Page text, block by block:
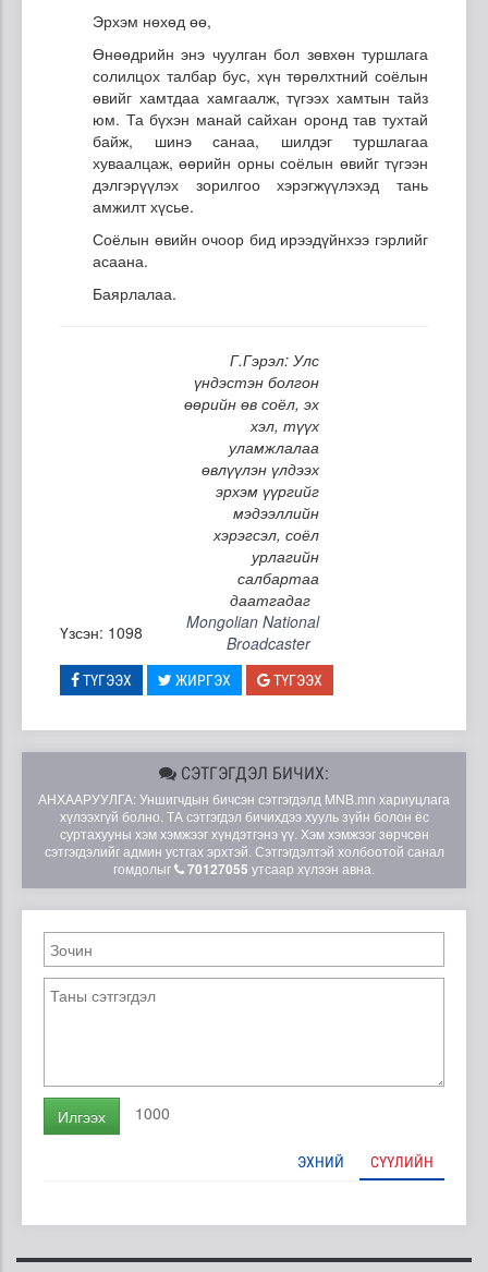
Эрхэм нөхөд өө,
Өнөөдрийн энэ чуулган бол зөвхөн туршлага
солилцох талбар бус, хүн төрөлхтний соёлын
өвийг хамтдаа хамгаалж, түгээх хамтын тайз
юм. Та бүхэн манай сайхан оронд тав тухтай
байж, шинэ санаа, шилдэг туршлагаа
хуваалцаж, өөрийн орны соёлын өвийг түгээн
дэлгэрүүлэх зорилгоо хэрэгжүүлэхэд тань
амжилт хүсье.
Соёлын өвийн очоор бид ирээдүйнхээ гэрлийг
асаана.
Баярлалаа.
Г.Гэрэл: Улс
үндэстэн болгон
өөрийн өв соёл, эх
хэл, түүх
уламжлалаа
өвлүүлэн үлдээх
эрхэм үүргийг
мэдээллийн
хэрэгсэл, соёл
урлагийн
салбартаа
даатгадаг
Үзсэн: 1098
Mongolian National
Broadcaster
ТҮГЭЭХ ЖИРГЭХ ТҮГЭЭХ
СЭТГЭГДЭЛ БИЧИХ:
АНХААРУУЛГА: Уншигчдын бичсэн сэтгэгдэлд MNB.mn хариуцлага
хүлээхгүй болно. ТА сэтгэгдэл бичихдээ хууль зүйн болон ёс
суртахууны хэм хэмжээг хүндэтгэнэ үү. Хэм хэмжээг зөрчсөн
сэтгэгдэлийг админ устгах эрхтэй. Сэтгэгдэлтэй холбоотой санал
гомдолыг
70127055 утсаар хүлээн авна.
Илгээх 1000
ЭХНИЙ СҮҮЛИЙН